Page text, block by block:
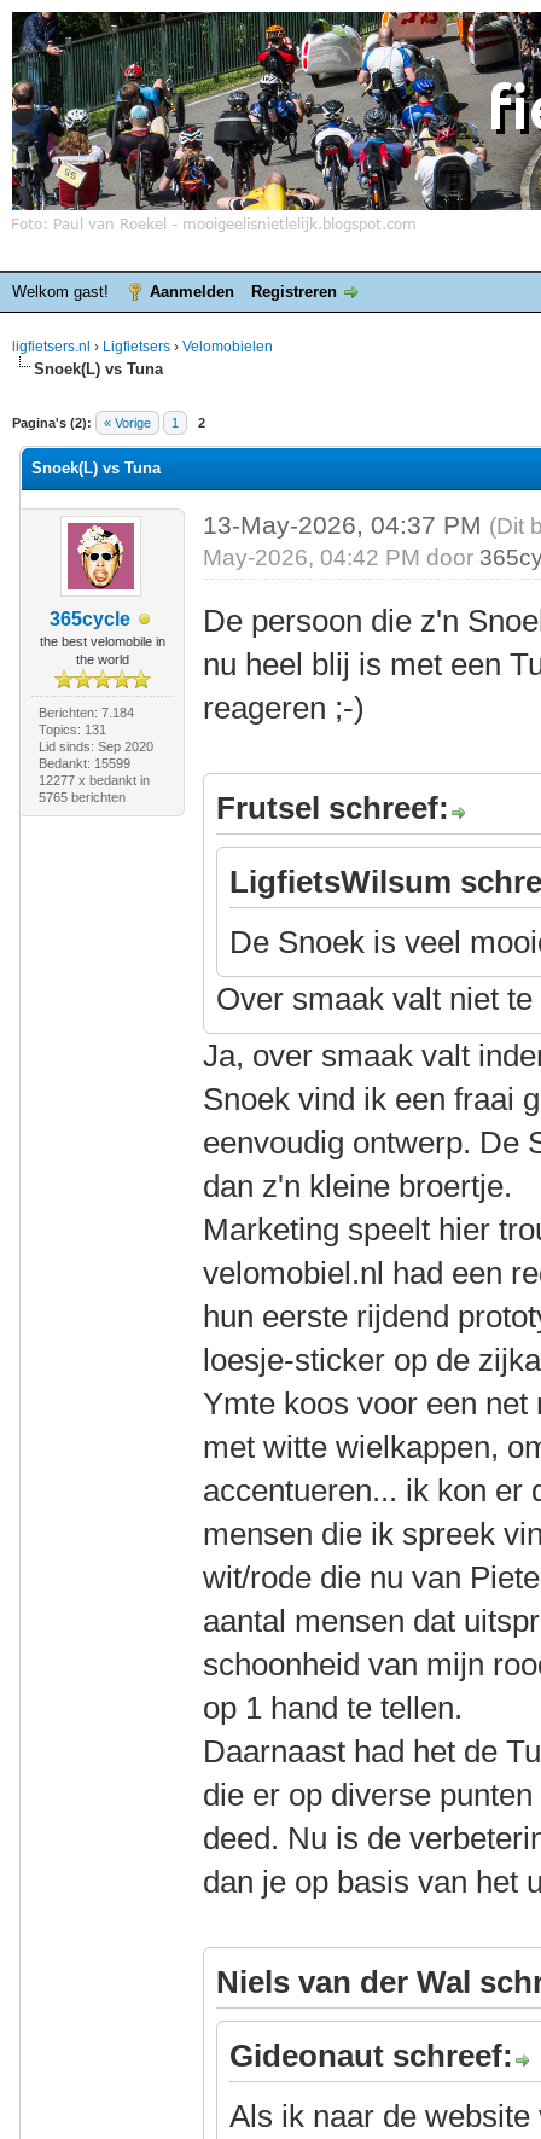
Welkom gast! Aanmelden Registreren
ligfietsers.nl › Ligfietsers › Velomobielen
Snoek(L) vs Tuna
Pagina's (2): « Vorige 1 2
waardering is 0
Snoek(L) vs Tuna
365cycle
the best velomobile in
the world
Berichten: 7.184
Topics: 131
Lid sinds: Sep 2020
Bedankt: 15599
12277 x bedankt in
5765 berichten
13-May-2026, 04:37 PM (Dit
May-2026, 04:42 PM door
De persoon die z'n
nu heel blij is met een
reageren ;-)
Frutsel schreef:
LigfietsWilsum
De Snoek is veel
Over smaak valt niet
Ja, over smaak valt
Snoek vind ik een fraai
eenvoudig ontwerp. De
dan z'n kleine broertje.
Marketing speelt hier
velomobiel.nl had een
hun eerste rijdend
loesje-sticker op de
Ymte koos voor een
met witte wielkappen,
accentueren... ik kon er
mensen die ik spreek
wit/rode die nu van
aantal mensen dat
schoonheid van mijn
op 1 hand te tellen.
Daarnaast had het de
die er op diverse
deed. Nu is de
dan je op basis van het
Niels van der Wal
Gideonaut schreef:
Als ik naar de